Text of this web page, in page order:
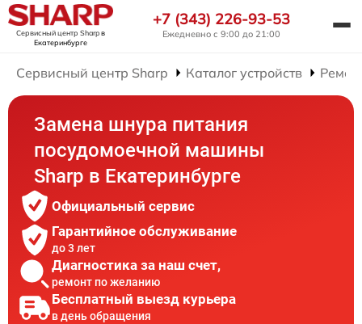
Сервисный центр Sharpв
Екатеринбурге
+7 (343) 226-93-53
Ежедневно с 9:00 до 21:00
Сервисный центр Sharp Каталог устройств
Замена шнура питания
посудомоечной машины
Sharp в Екатеринбурге
Официальный сервис
Гарантийное обслуживание
до 3 лет
Диагностика за наш счет,
ремонт по желанию
Бесплатный выезд курьера
в день обращения